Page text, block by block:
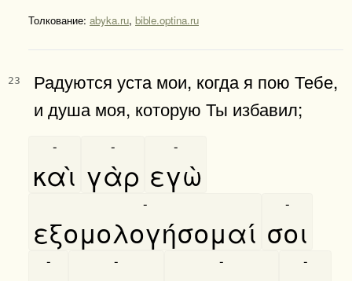
Толкование: abyka.ru, bible.optina.ru
23
Радуются уста мои, когда я пою Тебе,
и душа моя, которую Ты избавил;
καὶ
-
γὰρ
-
εγὼ
-
εξομολογήσομαί
-
σοι
-
- - - -